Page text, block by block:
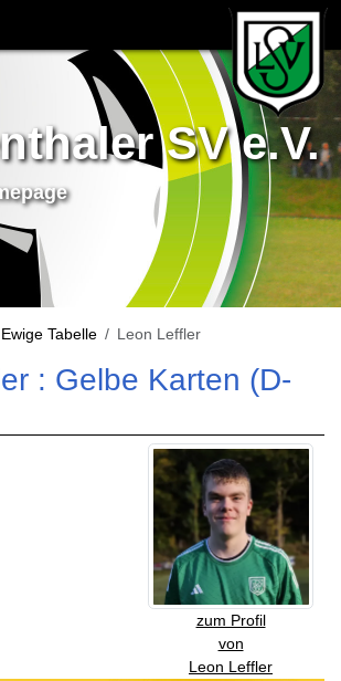
SV e.V.
Ewige Tabelle Leon Leffler
: Gelbe Karten (D-
zum Profil
von
Leon Leffler